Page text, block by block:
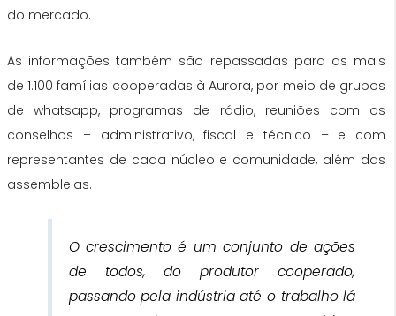
do mercado.
As informações também são repassadas para as mais
de 1.100 famílias cooperadas à Aurora, por meio de grupos
de whatsapp, programas de rádio, reuniões com os
conselhos – administrativo, fiscal e técnico – e com
representantes de cada núcleo e comunidade, além das
assembleias.
O crescimento é um conjunto de ações
de todos, do produtor cooperado,
passando pela indústria até o trabalho lá